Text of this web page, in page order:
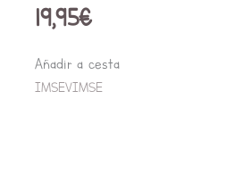
19,95€
Añadir a cestaproducto
IMSEVIMSE